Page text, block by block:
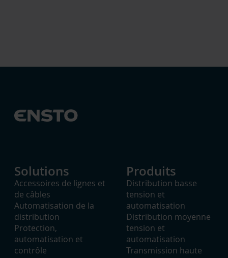
Solutions
Accessoires de lignes et
de câbles
Automatisation de la
distribution
Protection,
automatisation et
contrôle
Produits
Distribution basse
tension et
automatisation
Distribution moyenne
tension et
automatisation
Transmission haute